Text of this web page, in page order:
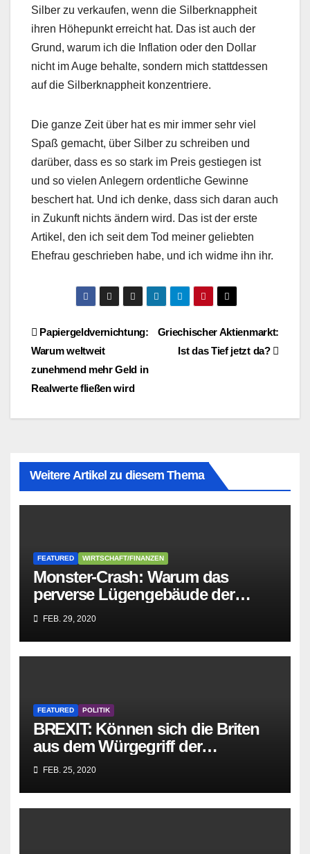
Silber zu verkaufen, wenn die Silberknappheit
ihren Höhepunkt erreicht hat. Das ist auch der
Grund, warum ich die Inflation oder den Dollar
nicht im Auge behalte, sondern mich stattdessen
auf die Silberknappheit konzentriere.
Die ganze Zeit über hat es mir immer sehr viel
Spaß gemacht, über Silber zu schreiben und
darüber, dass es so stark im Preis gestiegen ist
und so vielen Anlegern ordentliche Gewinne
beschert hat. Und ich denke, dass sich daran auch
in Zukunft nichts ändern wird. Das ist der erste
Artikel, den ich seit dem Tod meiner geliebten
Ehefrau geschrieben habe, und ich widme ihn ihr.
BeitragsnavigationGriechischer Aktienmarkt:
Ist das Tief jetzt da?
Papiergeldvernichtung:
Warum weltweit
zunehmend mehr Geld in
Realwerte fließen wird
Weitere Artikel zu diesem Thema
FEATURED WIRTSCHAFT/FINANZEN
Monster-Crash: Warum das
perverse Lügengebäude der
Sozialisten in sich
zusammenbricht!
FEB. 29, 2020
FEATURED POLITIK
BREXIT: Können sich die Briten
aus dem Würgegriff der
parasitären EU-Mafia befreien?
FEB. 25, 2020